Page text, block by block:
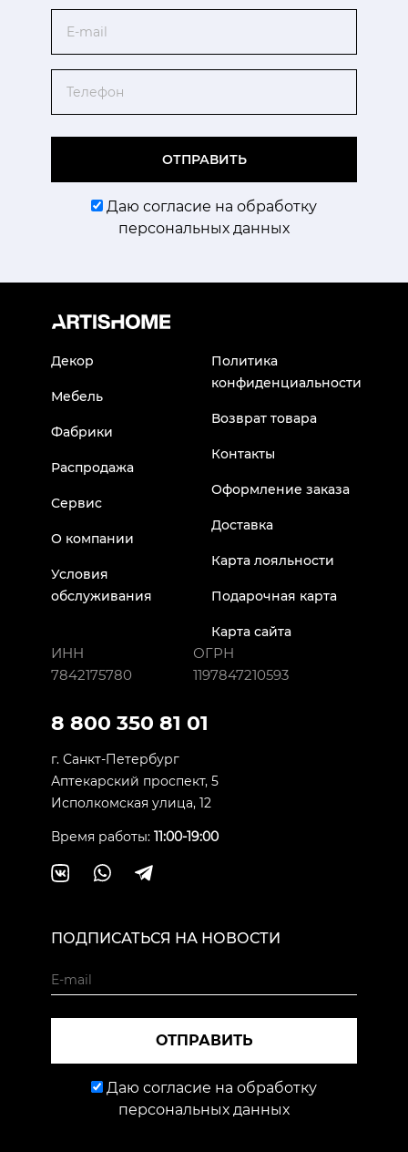
ОТПРАВИТЬ
Даю согласие на обработку
персональных данных
Декор
Мебель
Фабрики
Распродажа
Сервис
О компании
Условия
обслуживания
Политика
конфиденциальности
Возврат товара
Контакты
Оформление заказа
Доставка
Карта лояльности
Подарочная карта
Карта сайта
ИНН
7842175780
ОГРН
1197847210593
8 800 350 81 01
г. Санкт-Петербург
Аптекарский проспект, 5
Исполкомская улица, 12
Время работы: 11:00-19:00
ПОДПИСАТЬСЯ НА НОВОСТИ
ОТПРАВИТЬ
Даю согласие на обработку
персональных данных